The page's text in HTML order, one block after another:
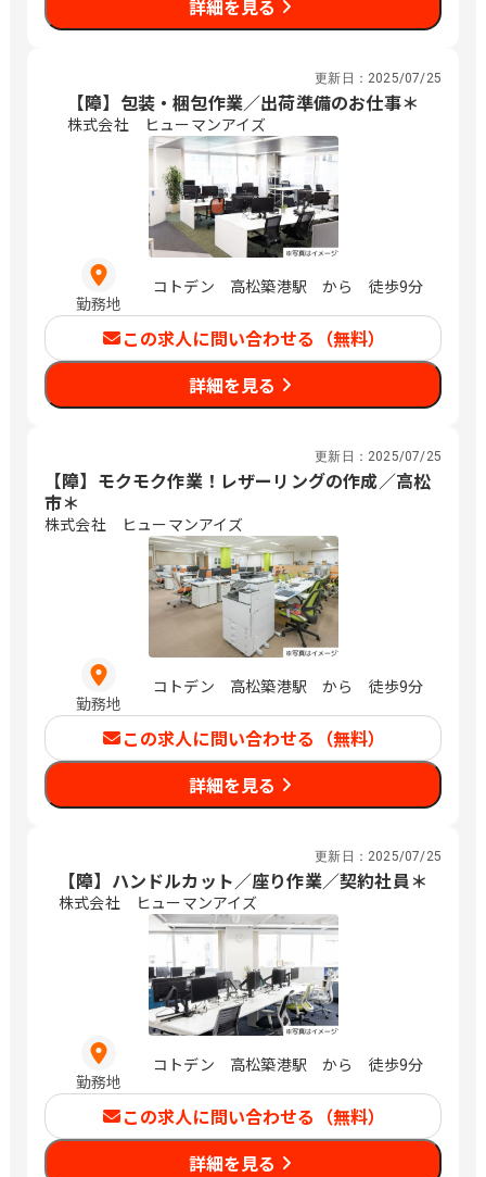
詳細を見る
更新日： 2025/07/25
【障】包装・梱包作業／出荷準備のお仕事＊
株式会社 ヒューマンアイズ
勤務地
コトデン 高松築港駅 から 徒歩9分
この求人に問い合わせる（無料）
詳細を見る
更新日： 2025/07/25
【障】モクモク作業！レザーリングの作成／高松
市＊
株式会社 ヒューマンアイズ
勤務地
コトデン 高松築港駅 から 徒歩9分
この求人に問い合わせる（無料）
詳細を見る
更新日： 2025/07/25
【障】ハンドルカット／座り作業／契約社員＊
株式会社 ヒューマンアイズ
勤務地
コトデン 高松築港駅 から 徒歩9分
この求人に問い合わせる（無料）
詳細を見る